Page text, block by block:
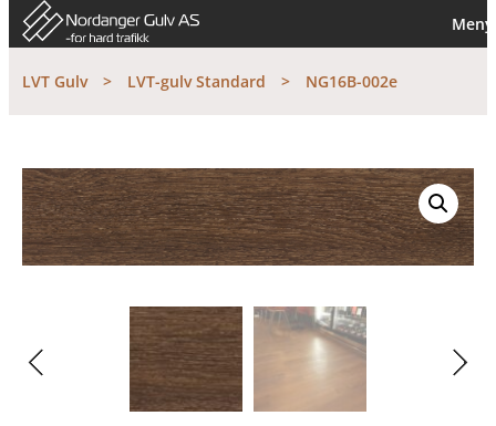
Meny
LVT Gulv > LVT-gulv Standard > NG16B-002e